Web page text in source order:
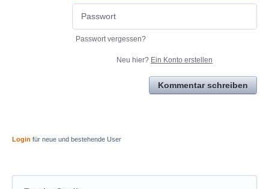
Passwort vergessen?
Neu hier? Ein Konto erstellen
Kommentar schreiben
Login für neue und bestehende User